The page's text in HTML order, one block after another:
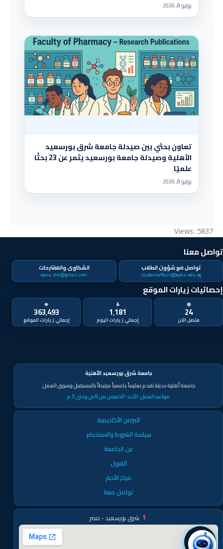
يوليو 8, 2026
تعاون بحثي بين صيدلة جامعة شرق بورسعيد
الأهلية وصيدلة جامعة بورسعيد يثمر عن 23 بحثًا
علميًا
يوليو 8, 2026
Views: 5837
تواصل معنا
تواصل مع شؤون الطلاب
studentaffairs@epnu.edu.eg
الشكاوى والمقترحات
epnu.itm@gmail.com
إحصائيات زيارات الموقع
◉
24
متصل الآن
♟
1٬181
◆
363٬493
جامعة شرق بورسعيد الأهلية
جامعة أهلية حديثة تقدم تعليماً جامعياً مرتبطاً بالمستقبل وسوق العمل.
مواعيدالعمل: الأحد-الخميس من 9ص وحتى 3 م
البرامج الأكاديمية
سياسة الشروط والاستخدام
عن الجامعة
القبول
مركز الأخبار
تواصل معنا
شرق بورسعيد - مصر